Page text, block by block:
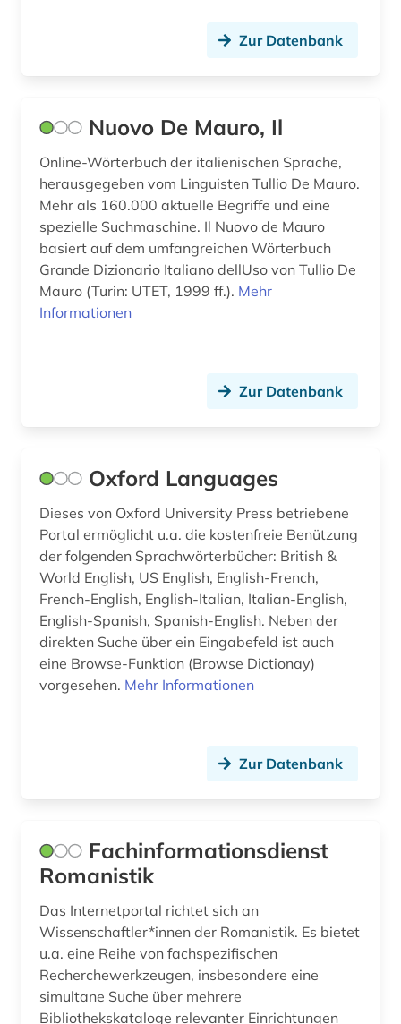
Zur Datenbank
Nuovo De Mauro, Il
Online-Wörterbuch der italienischen Sprache,
herausgegeben vom Linguisten Tullio De Mauro.
Mehr als 160.000 aktuelle Begriffe und eine
spezielle Suchmaschine. Il Nuovo de Mauro
basiert auf dem umfangreichen Wörterbuch
Grande Dizionario Italiano dellUso von Tullio De
Mauro (Turin: UTET, 1999 ff.). Mehr
Informationen
Zur Datenbank
Oxford Languages
Dieses von Oxford University Press betriebene
Portal ermöglicht u.a. die kostenfreie Benützung
der folgenden Sprachwörterbücher: British &
World English, US English, English-French,
French-English, English-Italian, Italian-English,
English-Spanish, Spanish-English. Neben der
direkten Suche über ein Eingabefeld ist auch
eine Browse-Funktion (Browse Dictionay)
vorgesehen. Mehr Informationen
Zur Datenbank
Fachinformationsdienst
Romanistik
Das Internetportal richtet sich an
Wissenschaftler*innen der Romanistik. Es bietet
u.a. eine Reihe von fachspezifischen
Recherchewerkzeugen, insbesondere eine
simultane Suche über mehrere
Bibliothekskataloge relevanter Einrichtungen